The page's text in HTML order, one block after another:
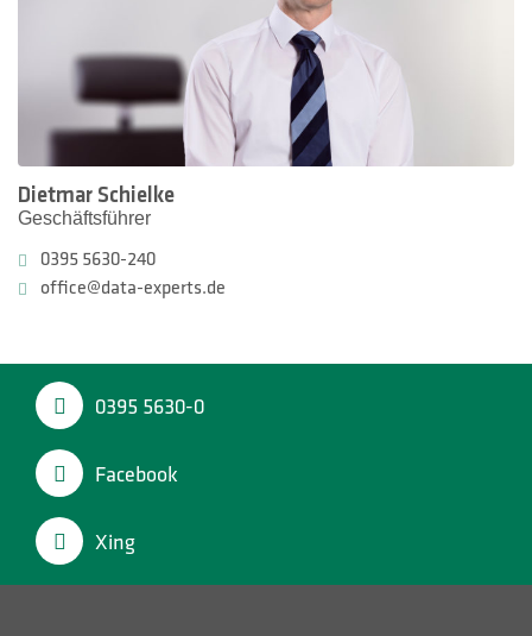
Dietmar Schielke
Geschäftsführer
0395 5630-240
office@data-experts.de
0395 5630-0
Facebook
Xing